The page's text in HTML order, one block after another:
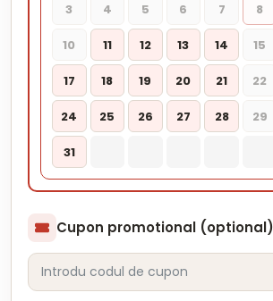
3 4 5 6 7 8
10 11 12 13 14 15
17 18 19 20 21 22
24 25 26 27 28 29
31
Cupon promotional (optional)